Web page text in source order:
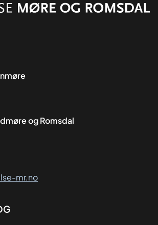
og Romsdal
mr.no